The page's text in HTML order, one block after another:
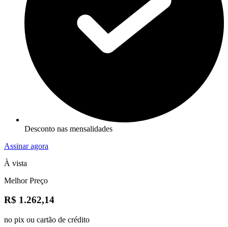
Desconto nas mensalidades
Assinar agora
À vista
Melhor Preço
R$ 1.262,14
no pix ou cartão de crédito